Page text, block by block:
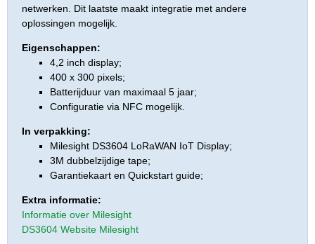
netwerken. Dit laatste maakt integratie met andere
oplossingen mogelijk.
Eigenschappen:
4,2 inch display;
400 x 300 pixels;
Batterijduur van maximaal 5 jaar;
Configuratie via NFC mogelijk.
In verpakking:
Milesight DS3604 LoRaWAN IoT Display;
3M dubbelzijdige tape;
Garantiekaart en Quickstart guide;
Extra informatie:
Informatie over Milesight
DS3604 Website Milesight